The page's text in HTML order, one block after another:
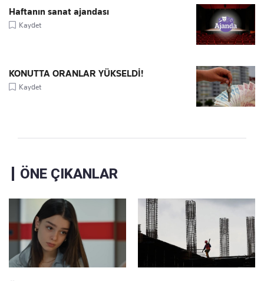
Haftanın sanat ajandası
Kaydet
KONUTTA ORANLAR YÜKSELDİ!
Kaydet
ÖNE ÇIKANLAR